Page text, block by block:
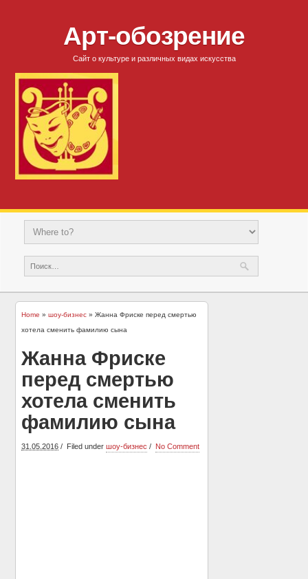
Арт-обозрение
Сайт о культуре и различных видах искусства
Home »шоу-бизнес » Жанна Фриске перед смертью
хотела сменить фамилию сына
Жанна Фриске
перед смертью
хотела сменить
фамилию сына
31.05.2016 Filed underшоу-бизнес No Comment